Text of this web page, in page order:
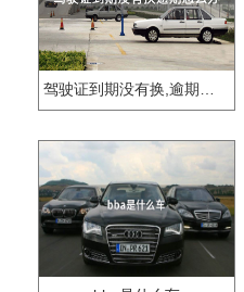
驾驶证到期没有换,逾期怎么办??